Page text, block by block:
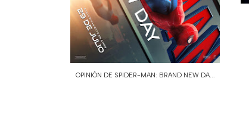
OPINIÓN DE SPIDER-MAN: BRAND NEW DA...